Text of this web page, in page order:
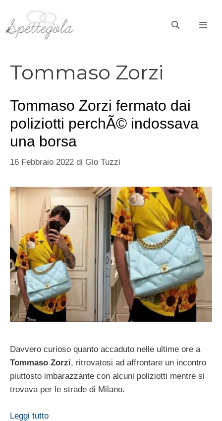
contenuto
Tommaso Zorzi
Tommaso Zorzi fermato dai
poliziotti perchÃ© indossava
una borsa
16 Febbraio 2022 di Gio Tuzzi
Davvero curioso quanto accaduto nelle ultime ore a
Tommaso Zorzi, ritrovatosi ad affrontare un incontro
piuttosto imbarazzante con alcuni poliziotti mentre si
trovava per le strade di Milano.
Leggi tutto